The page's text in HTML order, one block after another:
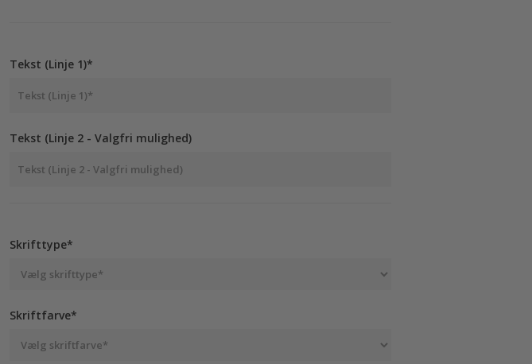
Tekst (Linje 1)*
Tekst (Linje 2 - Valgfri mulighed)
Skrifttype*
Skriftfarve*